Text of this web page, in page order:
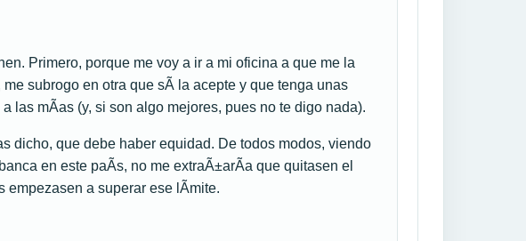
Primero, porque me voy a ir a mi oficina a que me la
subrogo en otra que sÃ­ la acepte y que tenga unas
las mÃ­as (y, si son algo mejores, pues no te digo nada).
dicho, que debe haber equidad. De todos modos, viendo
en este paÃ­s, no me extraÃ±arÃ­a que quitasen el
empezasen a superar ese lÃ­mite.